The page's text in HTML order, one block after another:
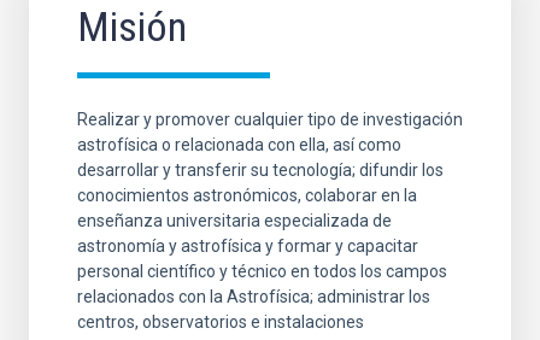
Misión
Realizar y promover cualquier tipo de investigación
astrofísica o relacionada con ella, así como
desarrollar y transferir su tecnología; difundir los
conocimientos astronómicos, colaborar en la
enseñanza universitaria especializada de
astronomía y astrofísica y formar y capacitar
personal científico y técnico en todos los campos
relacionados con la Astrofísica; administrar los
centros, observatorios e instalaciones